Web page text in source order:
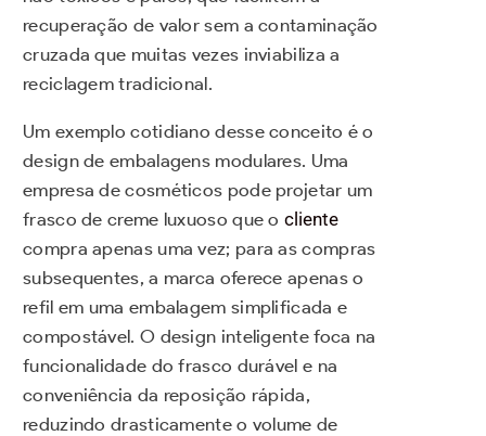
recuperação de valor sem a contaminação
cruzada que muitas vezes inviabiliza a
reciclagem tradicional.
Um exemplo cotidiano desse conceito é o
design de embalagens modulares. Uma
empresa de cosméticos pode projetar um
frasco de creme luxuoso que ocliente
compra apenas uma vez; para as compras
subsequentes, a marca oferece apenas o
refil em uma embalagem simplificada e
compostável. O design inteligente foca na
funcionalidade do frasco durável e na
conveniência da reposição rápida,
reduzindo drasticamente o volume de